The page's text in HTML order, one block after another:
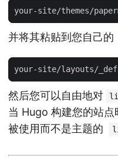
并将其粘贴到您自己的
然后您可以自由地对
当 Hugo 构建您的站点
被使用而不是主题的